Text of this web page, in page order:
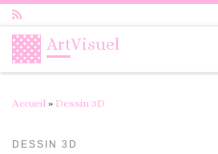
ArtVisuel
Accueil » Dessin 3D
DESSIN 3D